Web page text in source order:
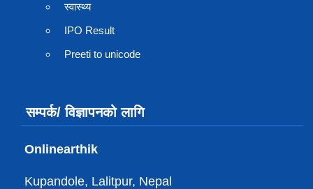
स्वास्थ्य
IPO Result
Preeti to unicode
सम्पर्क/ विज्ञापनको लागि
Onlinearthik
Kupandole, Lalitpur, Nepal